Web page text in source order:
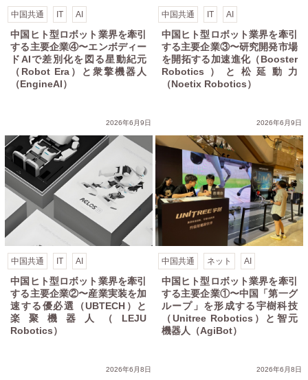
中国共通 IT AI
中国ヒト型ロボット業界を牽引
する主要企業④〜エンボディー
ドAIで差別化を図る星動紀元
（Robot Era）と衆擎機器人
（EngineAI）
中国共通 IT AI
中国ヒト型ロボット業界を牽引
する主要企業③〜研究開発市場
を開拓する加速進化（Booster
Robotics）と松延動力
（Noetix Robotics）
2026年6月9日
中国共通 IT AI
中国ヒト型ロボット業界を牽引
する主要企業②〜産業実装を加
速する優必選（UBTECH）と
楽聚機器人（LEJU
Robotics）
2026年6月9日
中国共通 ネット AI
中国ヒト型ロボット業界を牽引
する主要企業①〜中国「第一グ
ループ」を形成する宇樹科技
（Unitree Robotics）と智元
機器人（AgiBot）
2026年6月8日 2026年6月8日